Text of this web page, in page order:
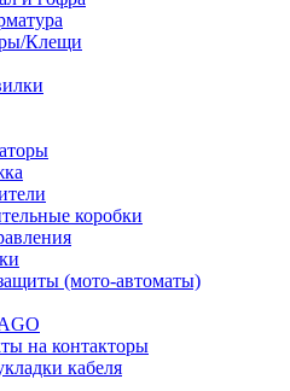
Клещи
коробки
(мото-автоматы)
на контакторы
кабеля